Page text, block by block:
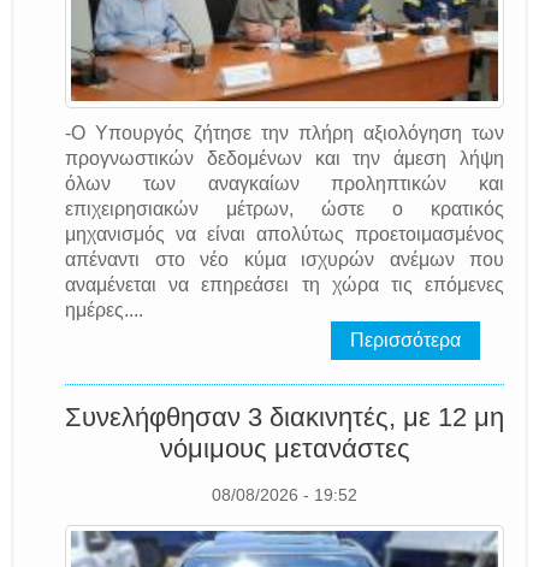
-Ο Υπουργός ζήτησε την πλήρη αξιολόγηση των
προγνωστικών δεδομένων και την άμεση λήψη
όλων των αναγκαίων προληπτικών και
επιχειρησιακών μέτρων, ώστε ο κρατικός
μηχανισμός να είναι απολύτως προετοιμασμένος
απέναντι στο νέο κύμα ισχυρών ανέμων που
αναμένεται να επηρεάσει τη χώρα τις επόμενες
ημέρες....
Περισσότερα
Συνελήφθησαν 3 διακινητές, με 12 μη
νόμιμους μετανάστες
08/08/2026 - 19:52